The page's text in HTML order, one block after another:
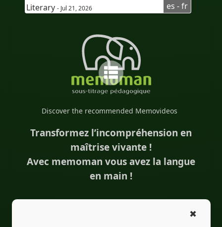
#Audioenespagnol
#Subtítulosenfrancés
#sous-titresenfrançais
#Bilingüe
#Subtítulosbilingües
#sous-titresbilingues
#Traduction
#IA
#EdTech
#eLearning
Literary - Jul 21, 2026 es - fr
Discover the recommended Memovideos
Transformez l’incompréhension en
maîtrise vivante !
Avec memoman vous avez la langue
en main !
✖